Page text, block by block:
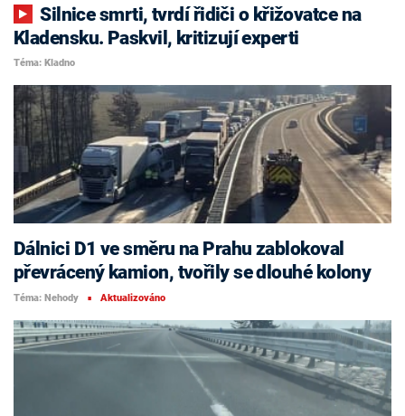
Silnice smrti, tvrdí řidiči o křižovatce na
Kladensku. Paskvil, kritizují experti
Téma: Kladno
Dálnici D1 ve směru na Prahu zablokoval
převrácený kamion, tvořily se dlouhé kolony
Téma: Nehody ■ Aktualizováno